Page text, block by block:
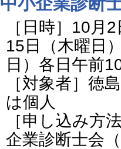
［日時］10月
15日（木曜日
日）各日午前
［対象者］徳
は個人
［申し込み方
企業診断士会